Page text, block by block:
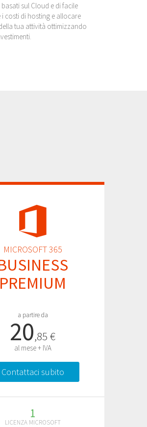
sul Cloud e di facile
costi di hosting e allocare
tua attività ottimizzando
MICROSOFT 365
PREMIUM
a partire da
20,85 €
al mese + IVA
Contattaci subito
1
LICENZA MICROSOFT